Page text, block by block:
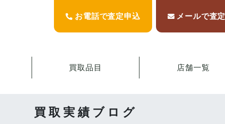
お電話で査定申込 メールで査
買取品目 店舗一覧
買取実績ブログ